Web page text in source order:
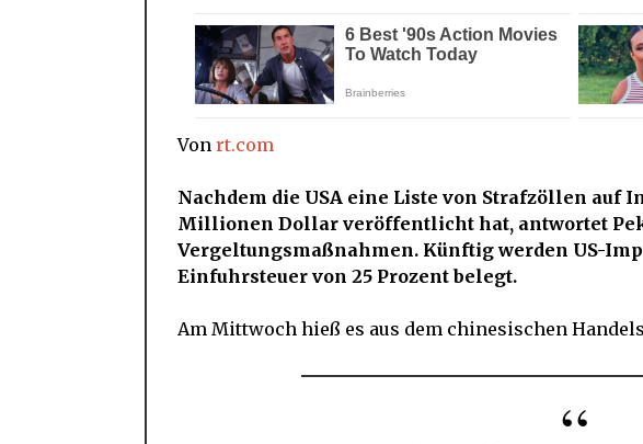
Von rt.com
Nachdem die USA eine Liste von Strafzöllen auf
Millionen Dollar veröffentlicht hat, antwortet
Vergeltungsmaßnahmen. Künftig werden US-
Einfuhrsteuer von 25 Prozent belegt.
Am Mittwoch hieß es aus dem chinesischen